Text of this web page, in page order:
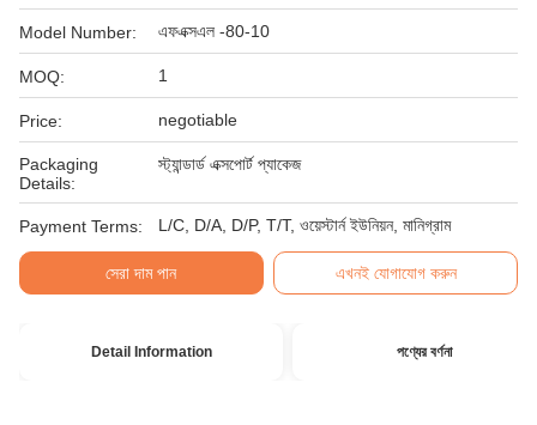
Model Number: এফএক্সএল -80-10
MOQ: 1
Price: negotiable
Packaging
Details:
স্ট্যান্ডার্ড এক্সপোর্ট প্যাকেজ
Payment Terms: L/C, D/A, D/P, T/T, ওয়েস্টার্ন ইউনিয়ন, মানিগ্রাম
সেরা দাম পান এখনই যোগাযোগ করুন
Detail Information পণ্যের বর্ণনা